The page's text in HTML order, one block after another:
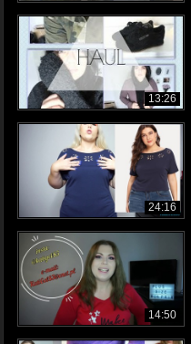
13:26
24:16
14:50